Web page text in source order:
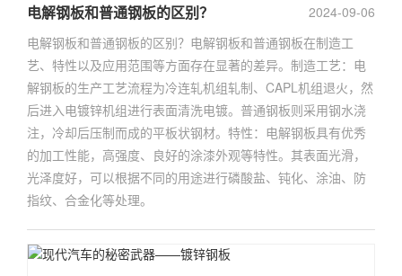
2024-09-06
电解钢板和普通钢板的区别？
电解钢板和普通钢板的区别？电解钢板和普通钢板在制造工
艺、特性以及应用范围等方面存在显著的差异。制造工艺：电
解钢板的生产工艺流程为冷连轧机组轧制、CAPL机组退火，然
后进入电镀锌机组进行表面清洗电镀。普通钢板则采用钢水浇
注，冷却后压制而成的平板状钢材。特性：电解钢板具有优秀
的加工性能，高强度、良好的涂漆外观等特性。其表面光滑，
光泽度好，可以根据不同的用途进行磷酸盐、钝化、涂油、防
指纹、合金化等处理。